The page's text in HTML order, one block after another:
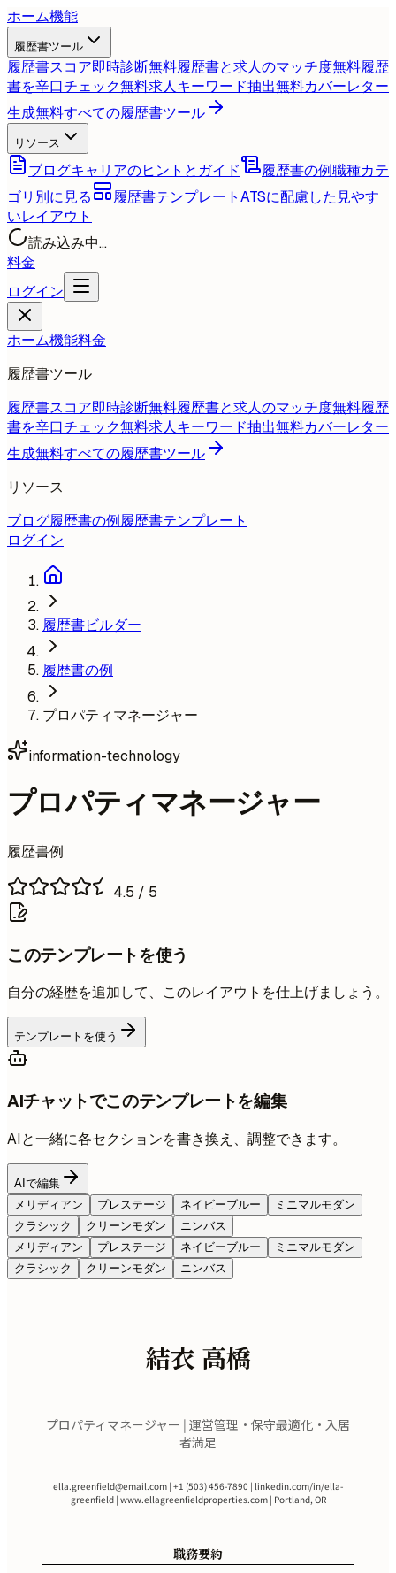
ホーム機能
履歴書ツール
履歴書スコア即時診断無料履歴書と求人のマッチ度無料履歴
書を辛口チェック無料求人キーワード抽出無料カバーレター
生成無料すべての履歴書ツール
リソース
ブログキャリアのヒントとガイド 履歴書の例職種カテ
ゴリ別に見る
履歴書テンプレートATSに配慮した見やす
いレイアウト
読み込み中...
料金
ログイン
ホーム機能料金
履歴書ツール
履歴書スコア即時診断無料履歴書と求人のマッチ度無料履歴
書を辛口チェック無料求人キーワード抽出無料カバーレター
生成無料すべての履歴書ツール
リソース
ブログ履歴書の例履歴書テンプレート
ログイン
履歴書ビルダー
履歴書の例
プロパティマネージャー
information-technology
プロパティマネージャー
履歴書例
4.5 / 5
このテンプレートを使う
自分の経歴を追加して、このレイアウトを仕上げましょう。
テンプレートを使う
AIチャットでこのテンプレートを編集
AIと一緒に各セクションを書き換え、調整できます。
AIで編集
メリディアン
プレステージ ネイビーブルー
ミニマルモダン
クラシック
クリーンモダン
ニンバス
メリディアン
プレステージ ネイビーブルー
ミニマルモダン
クラシック
クリーンモダン ニンバス
結衣 高橋
プロパティマネージャー | 運営管理・保守最適化・入居
者満足
ella.greenfield@email.com | +1 (503) 456-7890 | linkedin.com/in/ella-
greenfield | www.ellagreenfieldproperties.com | Portland, OR
職務要約